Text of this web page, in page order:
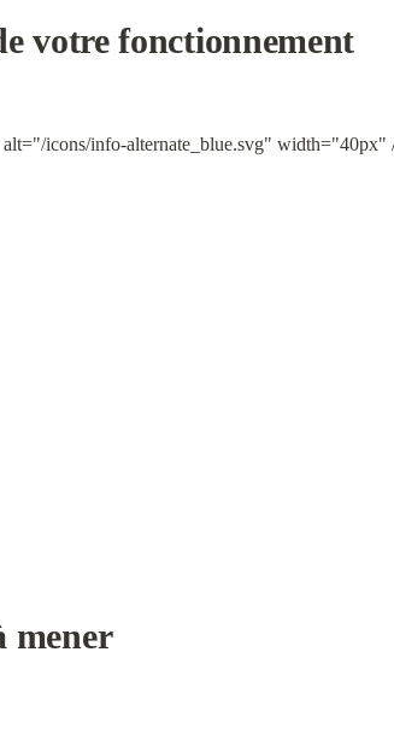
votre fonctionnement
icons/info-alternate_blue.svg" width="40px" /
mener